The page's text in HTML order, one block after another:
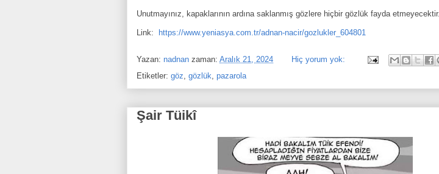
Unutmayınız, kapaklarının ardına saklanmış gözlere hiçbir gözlük fayda etmeyecektir.
Link: https://www.yeniasya.com.tr/adnan-nacir/gozlukler_604801
Yazan: nadnan zaman: Aralık 21, 2024
Hiç yorum yok:
Etiketler: göz gözlük pazarola
Şair Tüikî